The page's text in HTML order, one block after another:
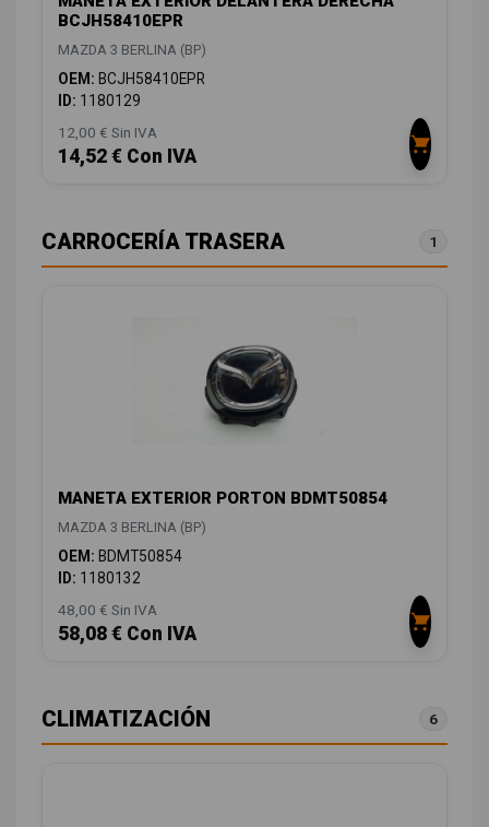
BCJH58410EPR
MAZDA 3 BERLINA (BP)
OEM: BCJH58410EPR
ID: 1180129
12,00 € Sin IVA
14,52 € Con IVA
CARROCERÍA TRASERA 1
MANETA EXTERIOR PORTON BDMT50854
MAZDA 3 BERLINA (BP)
OEM: BDMT50854
ID: 1180132
48,00 € Sin IVA
58,08 € Con IVA
CLIMATIZACIÓN 6